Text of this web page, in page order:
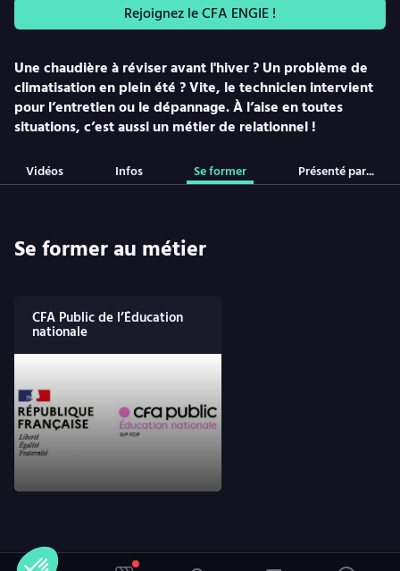
Rejoignez le CFA ENGIE !
Une chaudière à réviser avant l'hiver ? Un problème de
climatisation en plein été ? Vite, le technicien intervient
pour l’entretien ou le dépannage. À l’aise en toutes
situations, c’est aussi un métier de relationnel !
Vidéos Infos Se former Présenté par...
Se former au métier
CFA Public de l’Éducation
nationale